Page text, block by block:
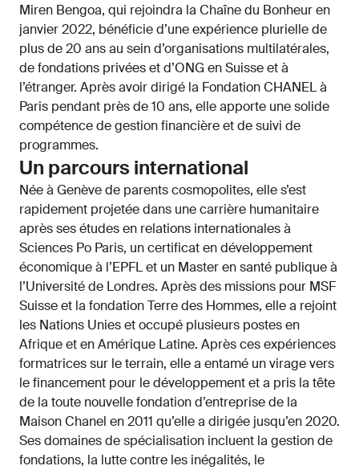
Miren Bengoa, qui rejoindra la Chaîne du Bonheur en
janvier 2022, bénéficie d’une expérience plurielle de
plus de 20 ans au sein d’organisations multilatérales,
de fondations privées et d’ONG en Suisse et à
l’étranger. Après avoir dirigé la Fondation CHANEL à
Paris pendant près de 10 ans, elle apporte une solide
compétence de gestion financière et de suivi de
programmes.
Un parcours international
Née à Genève de parents cosmopolites, elle s’est
rapidement projetée dans une carrière humanitaire
après ses études en relations internationales à
Sciences Po Paris, un certificat en développement
économique à l’EPFL et un Master en santé publique à
l’Université de Londres. Après des missions pour MSF
Suisse et la fondation Terre des Hommes, elle a rejoint
les Nations Unies et occupé plusieurs postes en
Afrique et en Amérique Latine. Après ces expériences
formatrices sur le terrain, elle a entamé un virage vers
le financement pour le développement et a pris la tête
de la toute nouvelle fondation d’entreprise de la
Maison Chanel en 2011 qu’elle a dirigée jusqu’en 2020.
Ses domaines de spécialisation incluent la gestion de
fondations, la lutte contre les inégalités, le